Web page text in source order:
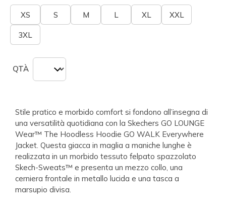
XS S M L XL XXL
3XL
QTÀ
Stile pratico e morbido comfort si fondono all’insegna di
una versatilità quotidiana con la Skechers GO LOUNGE
Wear™ The Hoodless Hoodie GO WALK Everywhere
Jacket. Questa giacca in maglia a maniche lunghe è
realizzata in un morbido tessuto felpato spazzolato
Skech-Sweats™ e presenta un mezzo collo, una
cerniera frontale in metallo lucida e una tasca a
marsupio divisa.